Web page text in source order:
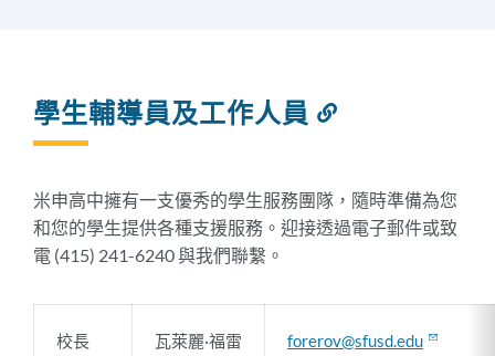
學生輔導員及工作人員
此
部
分
米申高中擁有一支優秀的學生服務團隊，隨時準備為您
和您的學生提供各種支援服務。迎接透過電子郵件或致
電 (415) 241-6240 與我們聯繫。
校長
瓦萊麗·福雷
forerov@sfusd.edu